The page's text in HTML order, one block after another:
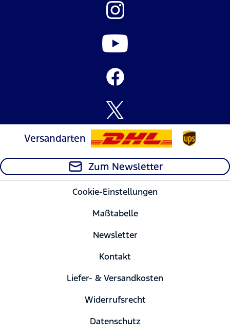
Versandarten
Zum Newsletter
Cookie-Einstellungen
Maßtabelle
Newsletter
Kontakt
Liefer- & Versandkosten
Widerrufsrecht
Datenschutz